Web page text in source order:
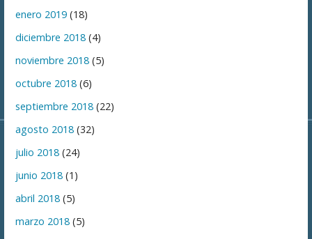
enero 2019 (18)
diciembre 2018 (4)
noviembre 2018 (5)
octubre 2018 (6)
septiembre 2018 (22)
agosto 2018 (32)
julio 2018 (24)
junio 2018 (1)
abril 2018 (5)
marzo 2018 (5)